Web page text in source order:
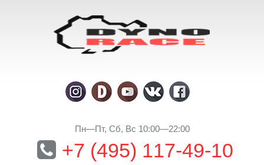
Пн—Пт, Сб, Вс 10:00—22:00
+7 (495) 117-49-10